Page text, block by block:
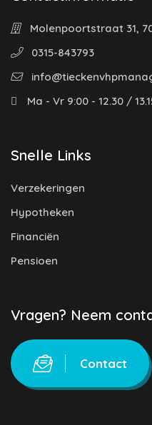
Molenpoortstraat 31,
0315-843793
Ma - Vr 9:00 - 12.30 /
Snelle Links
Verzekeringen
Hypotheken
Financiën
Pensioen
Vragen? Neem
Contact